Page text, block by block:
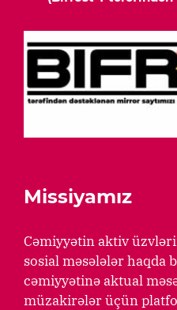
Missiyamız
Cəmiyyətin aktiv
sosial məsələlər
cəmiyyətinə aktual
müzakirələr üçün